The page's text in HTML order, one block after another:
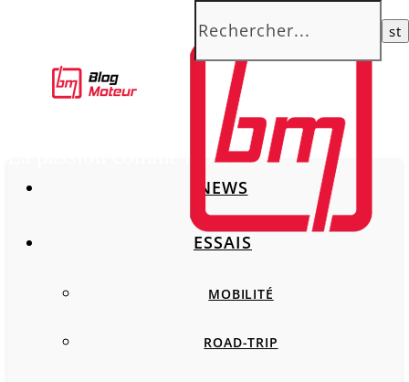
La passion comme moteur
NEWS
ESSAIS
MOBILITÉ
ROAD-TRIP